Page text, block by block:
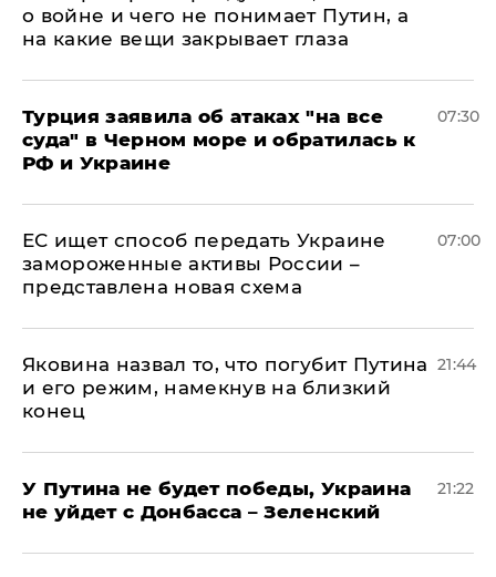
о войне и чего не понимает Путин, а
на какие вещи закрывает глаза
Турция заявила об атаках "на все
суда" в Черном море и обратилась к
РФ и Украине
07:30
ЕС ищет способ передать Украине
замороженные активы России –
представлена новая схема
07:00
Яковина назвал то, что погубит Путина
и его режим, намекнув на близкий
конец
21:44
У Путина не будет победы, Украина
не уйдет с Донбасса – Зеленский
21:22